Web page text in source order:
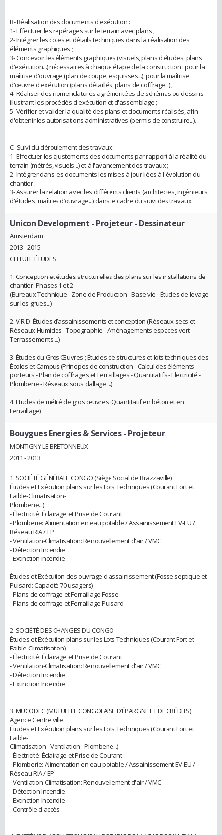
B- Réalisation des documents d'exécution :
1- Effectuer les repérages sur le terrain avec plans ;
2- Intégrer les cotes et détails techniques dans la réalisation des
éléments graphiques ;
3- Concevoir les éléments graphiques (visuels, plans d'études, plans
d'exécution...) nécessaires à chaque étape de la construction : pour la
maîtrise d'ouvrage (plan de coupe, esquisses...), pour la maîtrise
d'œuvre d'exécution (plans détaillés, plans de coffrage...) ;
4- Réaliser des nomenclatures agrémentées de schémas ou dessins
illustrant les procédés d'exécution et d'assemblage ;
5- Vérifier et valider la qualité des plans et documents réalisés, afin
d'obtenir les autorisations administratives (permis de construire...).
C- Suivi du déroulement des travaux :
1- Effectuer les ajustements des documents par rapport à la réalité du
terrain (métrés, visuels...) et à l'avancement des travaux ;
2- Intégrer dans les documents les mises à jour liées à l'évolution du
chantier ;
3- Assurer la relation avec les différents clients (architectes, ingénieurs
d'études, maîtres d’ouvrage...) dans le cadre du suivi des travaux.
Unicon Development - Projeteur - Dessinateur
Amsterdam
2013 - 2015
CELLULE ÉTUDES
1. Conception et études structurelles des plans sur les installations de
chantier: Phases 1 et 2
(Bureaux Technique - Zone de Production - Base vie - Études de levage
sur les grues...)
2. V.R.D: Études d’assainissements et conception (Réseaux secs et
Réseaux Humides - Topographie - Aménagements espaces vert -
Terrassements ...)
3. Études du Gros Œuvres ; Études de structures et lots techniques des
Écoles et Campus (Principes de construction - Calcul des éléments
porteurs - Plan de coffrages et Ferraillages - Quantitatifs - Electricité -
Plomberie - Réseaux sous dallage ...)
4. Etudes de métré de gros œuvres (Quantitatif en béton et en
Ferraillage)
Bouygues Energies & Services- Projeteur
MONTIGNY LE BRETONNEUX
2011 - 2013
1. SOCIÉTÉ GÉNÉRALE CONGO (Siège Social de Brazzaville)
Études et Exécution plans sur les Lots Techniques (Courant Fort et
Faible-Climatisation-
Plomberie...)
- Électricité: Éclairage et Prise de Courant
- Plomberie: Alimentation en eau potable / Assainissement EV-EU /
Réseau RIA / EP
- Ventilation-Climatisation: Renouvellement d'air / VMC
- Détection Incendie
- Extinction Incendie
Études et Exécution des ouvrage d'assainissement (Fosse septique et
Puisard: Capacité 70 usagers)
- Plans de coffrage et Ferraillage Fosse
- Plans de coffrage et Ferraillage Puisard
2. SOCIÉTÉ DES CHANGES DU CONGO
Études et Exécution plans sur les Lots Techniques (Courant Fort et
Faible-Climatisation)
- Électricité: Éclairage et Prise de Courant
- Ventilation-Climatisation: Renouvellement d'air / VMC
- Détection Incendie
- Extinction Incendie
3. MUCODEC (MUTUELLE CONGOLAISE D’ÉPARGNE ET DE CRÉDITS)
Agence Centre ville
Études et Exécution plans sur les Lots Techniques (Courant Fort et
Faible-
Climatisation - Ventilation - Plomberie...)
- Électricité: Éclairage et Prise de Courant
- Plomberie: Alimentation en eau potable / Assainissement EV-EU /
Réseau RIA / EP
- Ventilation-Climatisation: Renouvellement d'air / VMC
- Détection Incendie
- Extinction Incendie
- Contrôle d'accès